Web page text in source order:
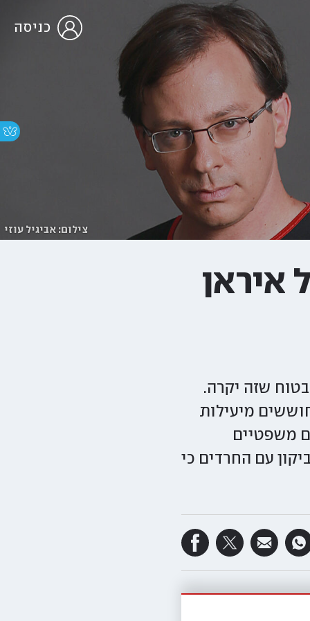
כניסה
צילום: אביגיל עוזי
איראן
שזה יקרה.
מיעילות
משפטיים
עם החרדים כי